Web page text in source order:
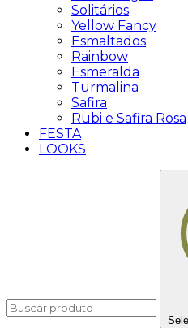
Solitários
Yellow Fancy
Esmaltados
Rainbow
Esmeralda
Turmalina
Safira
Rubi e Safira Rosa
FESTA
LOOKS